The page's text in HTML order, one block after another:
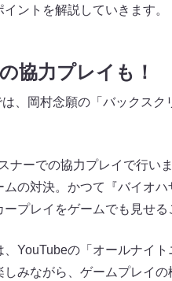
ントを解説していきます。
協力プレイも！
、岡村念願の「バックス
ナーでの協力プレイで行い
の対決。かつて『バイオ
プレイをゲームでも見せる
YouTubeの「オールナイ
みながら、ゲームプレイ